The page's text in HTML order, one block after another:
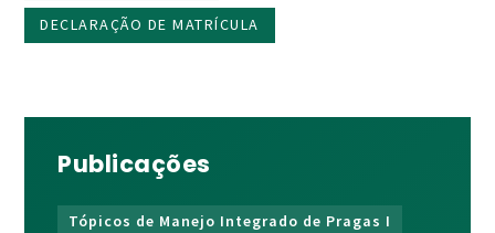
DECLARAÇÃO DE MATRÍCULA
Publicações
Tópicos de Manejo Integrado de Pragas I